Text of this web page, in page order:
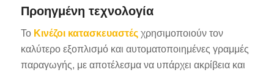
Προηγμένη τεχνολογία
Το Κινέζοι κατασκευαστέςχρησιμοποιούν τον
καλύτερο εξοπλισμό και αυτοματοποιημένες γραμμές
παραγωγής, με αποτέλεσμα να υπάρχει ακρίβεια και